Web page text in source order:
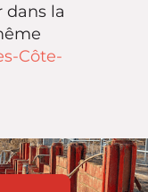
dans la
Côte-